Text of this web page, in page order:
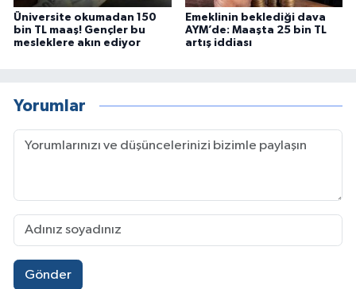
Üniversite okumadan 150
bin TL maaş! Gençler bu
mesleklere akın ediyor
Emeklinin beklediği dava
AYM’de: Maaşta 25 bin TL
artış iddiası
Yorumlar
Gönder